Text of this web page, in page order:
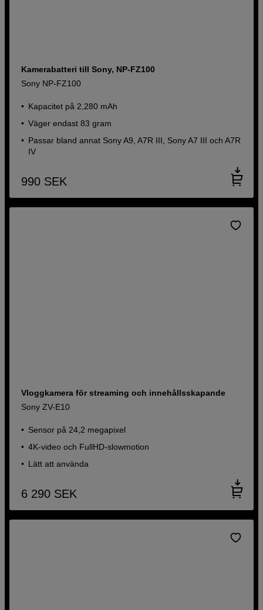
Kamerabatteri till Sony, NP-FZ100
Sony NP-FZ100
Kapacitet på 2,280 mAh
Väger endast 83 gram
Passar bland annat Sony A9, A7R III, Sony A7 III och A7R
IV
990 SEK
Vloggkamera för streaming och innehållsskapande
Sony ZV-E10
Sensor på 24,2 megapixel
4K-video och FullHD-slowmotion
Lätt att använda
6 290 SEK